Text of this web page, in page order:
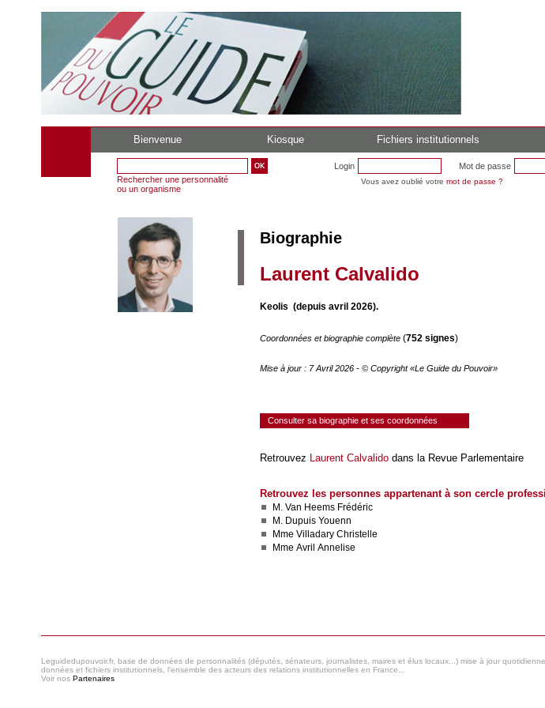
Bienvenue Kiosque Fichiers institutionnels
Rechercher une personnalité
ou un organisme
Login Mot de passe
Vous avez oublié votre mot de passe ?
Biographie
Laurent Calvalido
Keolis (depuis avril 2026).
Coordonnées et biographie complète (752 signes)
Mise à jour : 7 Avril 2026 - © Copyright «Le Guide du Pouvoir»
Consulter sa biographie et ses coordonnées
Retrouvez Laurent Calvalido dans la Revue Parlementaire
Retrouvez les personnes appartenant à son cercle
M. Van Heems Frédéric
M. Dupuis Youenn
Mme Villadary Christelle
Mme Avril Annelise
Leguidedupouvoir.fr, base de données de personnalités (députés, sénateurs, journalistes, maires et élus locaux...) mise à jour
données et fichiers institutionnels, l'ensemble des acteurs des relations institutionnelles en France...
Voir nos Partenaires